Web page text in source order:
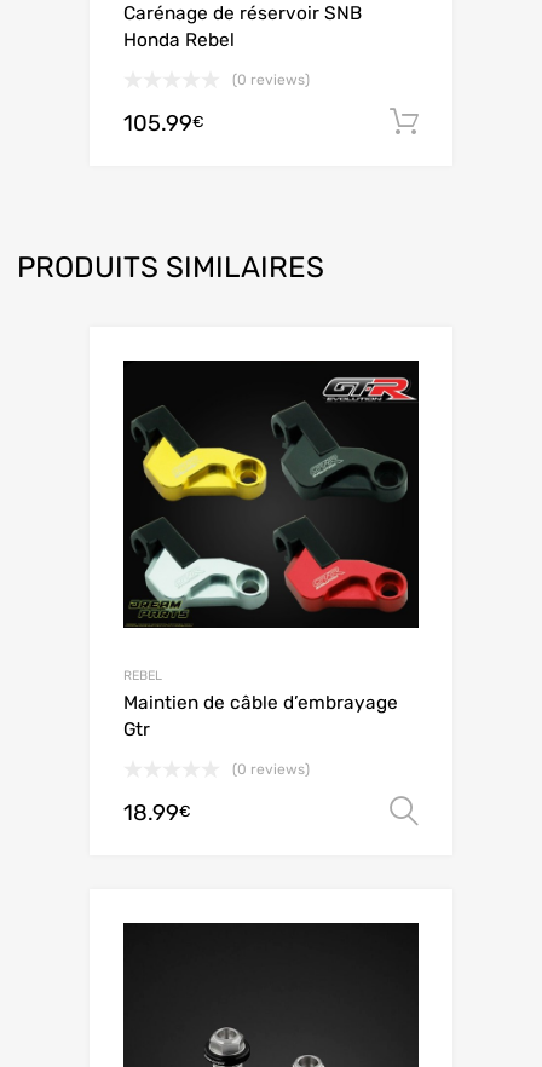
Carénage de réservoir SNB
Honda Rebel
(0 reviews)
105.99€
PRODUITS SIMILAIRES
REBEL
Maintien de câble d’embrayage
Gtr
(0 reviews)
18.99€